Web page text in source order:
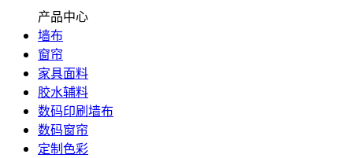
产品中心
墙布
窗帘
家具面料
胶水辅料
数码印刷墙布
数码窗帘
定制色彩